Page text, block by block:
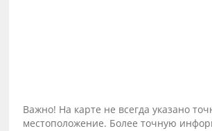
Важно! На карте не всегда указано
местоположение. Более точную